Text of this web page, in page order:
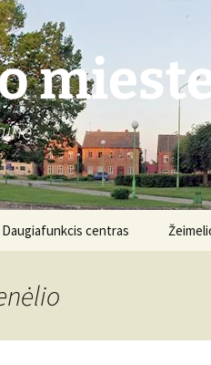
Daugiafunkcis centras
Renginiai